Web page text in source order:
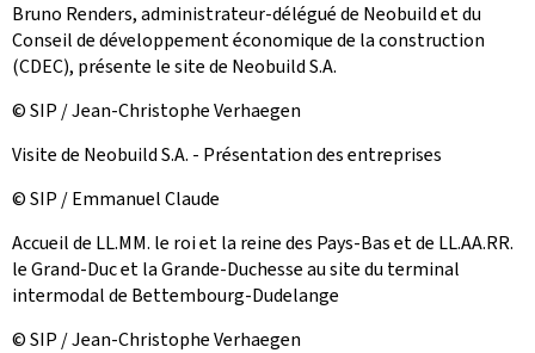
Bruno Renders, administrateur-délégué de Neobuild et du
Conseil de développement économique de la construction
(CDEC), présente le site de Neobuild S.A.
© SIP / Jean-Christophe Verhaegen
Visite de Neobuild S.A. - Présentation des entreprises
© SIP / Emmanuel Claude
Accueil de LL.MM. le roi et la reine des Pays-Bas et de LL.AA.RR.
le Grand-Duc et la Grande-Duchesse au site du terminal
intermodal de Bettembourg-Dudelange
© SIP / Jean-Christophe Verhaegen